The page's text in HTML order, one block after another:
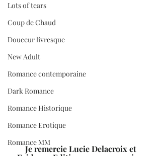
Lots of tears
Coup de Chaud
Douceur livresque
New Adult
Romance contemporaine
Dark Romance
Romance Historique
Romance Erotique
Romance MM
Je remercie Lucie Delacroix et